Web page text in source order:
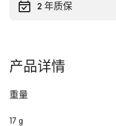
2 年质保
产品详情
重量
17 g